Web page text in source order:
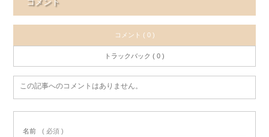
コメント ( 0 )
トラックバック ( 0 )
この記事へのコメントはありません。
名前 ( 必須 )